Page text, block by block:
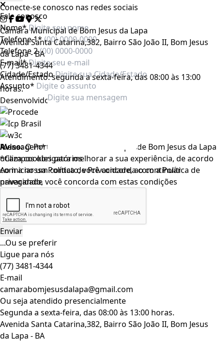
Fale conosco
Nome*
Telefone 1*
Telefone 2
E-mail*
Cidade/Estado
Assunto*
Mensagem*
*Campos obrigatórios
Ao iniciar um contato, você concorda com aPolítica de
privacidade
...Ou se preferir
Ligue para nós
(77) 3481-4344
E-mail
camarabomjesusdalapa@gmail.com
Ou seja atendido presencialmente
Segunda a sexta-feira, das 08:00 às 13:00 horas.
Avenida Santa Catarina,382, Bairro São João II, Bom Jesus
da Lapa - BA
Conecte-se conosco nas redes sociais
Câmara Municipal de Bom Jesus da Lapa
Avenida Santa Catarina,382, Bairro São João II, Bom Jesus
da Lapa - BA
(77) 3481-4344
Atendimento: segunda a sexta-feira, das 08:00 às 13:00
horas.
Desenvolvido por
Aviso:O Portal da Câmara Municipal de Bom Jesus da Lapa
utiliza cookies para melhorar a sua experiência, de acordo
com a nossa Política de Privacidade, ao continuar
navegando, você concorda com estas condições
X